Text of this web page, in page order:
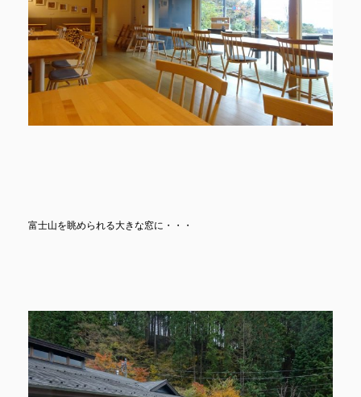
富士山を眺められる大きな窓に・・・